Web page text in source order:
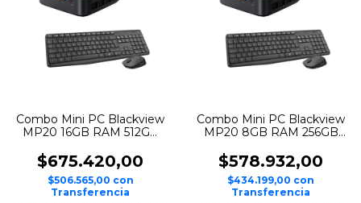
Combo Mini PC Blackview
MP20 16GB RAM 512GB
Mouse Logitech
Inalámbrico
$675.420,00
$506.565,00 con
Transferencia
Combo Mini PC Blackview
MP20 8GB RAM 256GB
Mouse Logitech
Inalámbrico
$578.932,00
$434.199,00 con
Transferencia